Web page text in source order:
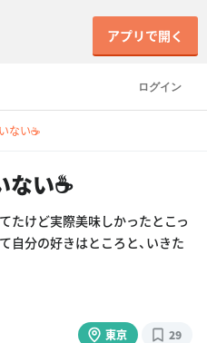
ログイン
アプリで開く
ない☕️
ない☕️
たけど実際美味しかったとこっ
自分の好きはところと、いきた
東京 29